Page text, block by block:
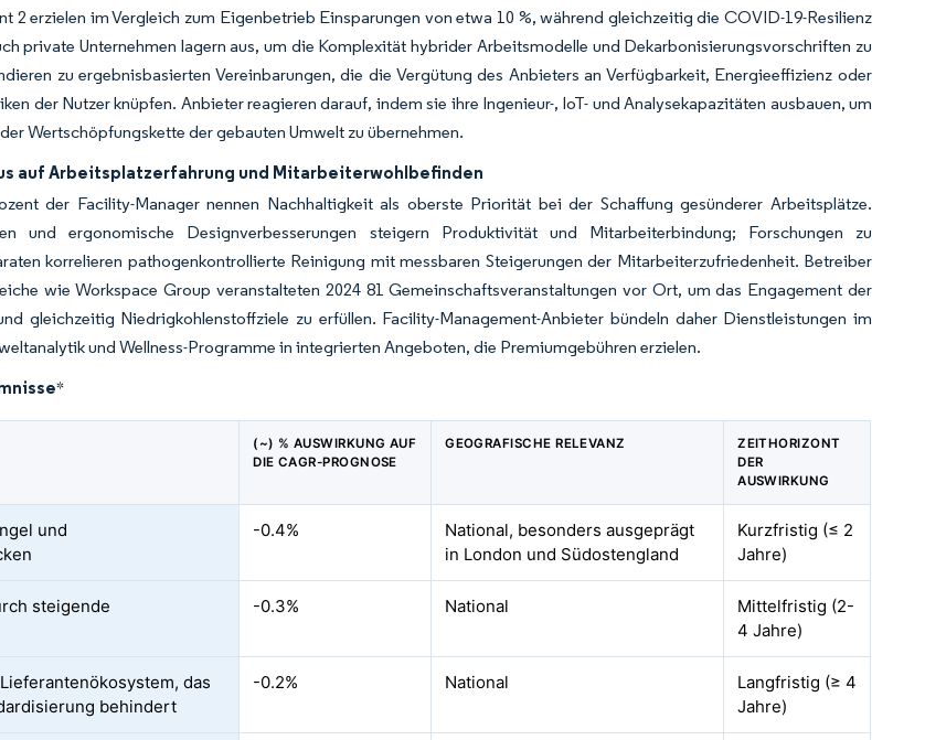
2 erzielen im Vergleich zum Eigenbetrieb Einsparungen von etwa 10 %, während gleichzeitig die COVID-19-Resilienz
private Unternehmen lagern aus, um die Komplexität hybrider Arbeitsmodelle und Dekarbonisierungsvorschriften zu
zu ergebnisbasierten Vereinbarungen, die die Vergütung des Anbieters an Verfügbarkeit, Energieeffizienz oder
der Nutzer knüpfen. Anbieter reagieren darauf, indem sie ihre Ingenieur-, IoT- und Analysekapazitäten ausbauen, um
Wertschöpfungskette der gebauten Umwelt zu übernehmen.
auf Arbeitsplatzerfahrung und Mitarbeiterwohlbefinden
der Facility-Manager nennen Nachhaltigkeit als oberste Priorität bei der Schaffung gesünderer Arbeitsplätze.
und ergonomische Designverbesserungen steigern Produktivität und Mitarbeiterbindung; Forschungen zu
korrelieren pathogenkontrollierte Reinigung mit messbaren Steigerungen der Mitarbeiterzufriedenheit. Betreiber
wie Workspace Group veranstalteten 2024 81 Gemeinschaftsveranstaltungen vor Ort, um das Engagement der
gleichzeitig Niedrigkohlenstoffziele zu erfüllen. Facility-Management-Anbieter bündeln daher Dienstleistungen im
und Wellness-Programme in integrierten Angeboten, die Premiumgebühren erzielen.
*
(~) % AUSWIRKUNG AUF
DIE CAGR-PROGNOSE
GEOGRAFISCHE RELEVANZ
ZEITHORIZONT
DER
AUSWIRKUNG
und
-0.4%
National, besonders ausgeprägt
in London und Südostengland
Kurzfristig (≤ 2
Jahre)
steigende
-0.3% National
Mittelfristig (2-
4 Jahre)
das
behindert
-0.2% National
Langfristig (≥ 4
Jahre)